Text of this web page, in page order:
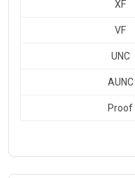
XF
VF
UNC
AUNC
Proof